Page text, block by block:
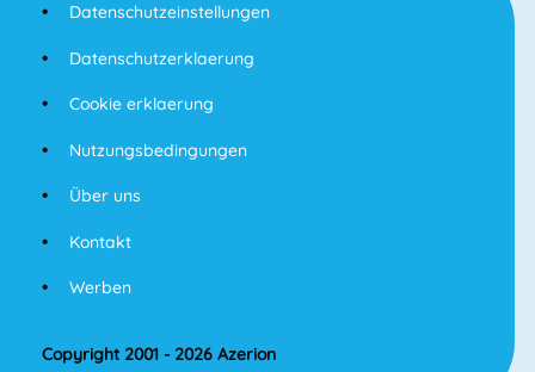
Datenschutzeinstellungen
Datenschutzerklaerung
Cookie erklaerung
Nutzungsbedingungen
Über uns
Kontakt
Werben
Copyright 2001 - 2026 Azerion